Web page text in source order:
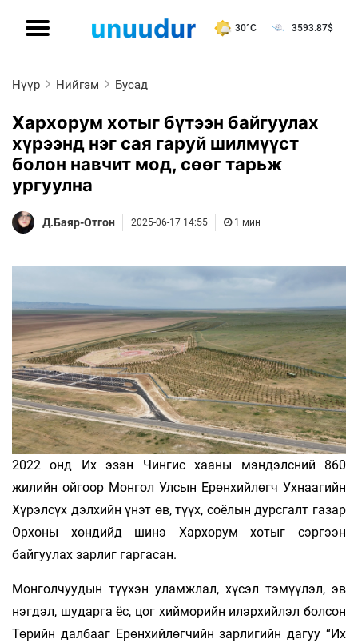
30°C 3593.87$
Нүүр Нийгэм Бусад
Хархорум хотыг бүтээн байгуулах
хүрээнд нэг сая гаруй шилмүүст
болон навчит мод, сөөг тарьж
ургуулна
Д.Баяр-Отгон 2025-06-17 14:55 1 мин
2022 онд Их эзэн Чингис хааны мэндэлсний 860
жилийн ойгоор Монгол Улсын Ерөнхийлөгч Ухнаагийн
Хүрэлсүх дэлхийн үнэт өв, түүх, соёлын дурсгалт газар
Орхоны хөндийд шинэ Хархорум хотыг сэргээн
байгуулах зарлиг гаргасан.
Монголчуудын түүхэн уламжлал, хүсэл тэмүүлэл, эв
нэгдэл, шударга ёс, цог хийморийн илэрхийлэл болсон
Төрийн далбааг Ерөнхийлөгчийн зарлигийн дагуу “Их